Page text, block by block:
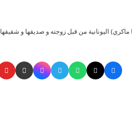
اليونانية من قبل زوجته و صديقها و شقيقها